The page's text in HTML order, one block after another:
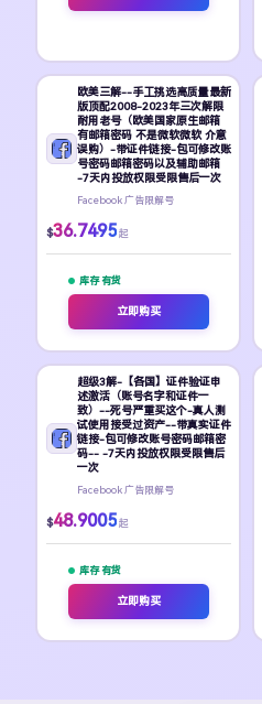
欧美三解--手工挑选高质量最新
版顶配2008-2023年三次解限
耐用老号（欧美国家原生邮箱
有邮箱密码 不是微软微软 介意
误购）-带证件链接-包可修改账
号密码邮箱密码以及辅助邮箱
-7天内投放权限受限售后一次
Facebook 广告限解号
$36.7495 起
库存 有货
立即购买
超级3解-【各国】证件验证申
述激活（账号名字和证件一
致）--死号严重买这个-真人测
试使用接受过资产--带真实证件
链接-包可修改账号密码邮箱密
码-- -7天内投放权限受限售后
一次
Facebook 广告限解号
$48.9005 起
库存 有货
立即购买